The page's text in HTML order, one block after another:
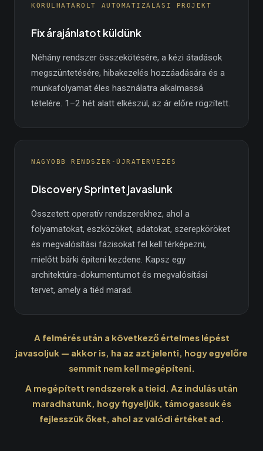
KÖRÜLHATÁROLT AUTOMATIZÁLÁSI PROJEKT
Fix árajánlatot küldünk
Néhány rendszer összekötésére, a kézi átadások
megszüntetésére, hibakezelés hozzáadására és a
munkafolyamat éles használatra alkalmassá
tételére. 1–2 hét alatt elkészül, az ár előre rögzített.
NAGYOBB RENDSZER-ÚJRATERVEZÉS
Discovery Sprintet javaslunk
Összetett operatív rendszerekhez, ahol a
folyamatokat, eszközöket, adatokat, szerepköröket
és megvalósítási fázisokat fel kell térképezni,
mielőtt bárki építeni kezdene. Kapsz egy
architektúra-dokumentumot és megvalósítási
tervet, amely a tiéd marad.
A felmérés után a következő értelmes lépést
javasoljuk — akkor is, ha az azt jelenti, hogy egyelőre
semmit nem kell megépíteni.
A megépített rendszerek a tieid. Az indulás után
maradhatunk, hogy figyeljük, támogassuk és
fejlesszük őket, ahol az valódi értéket ad.